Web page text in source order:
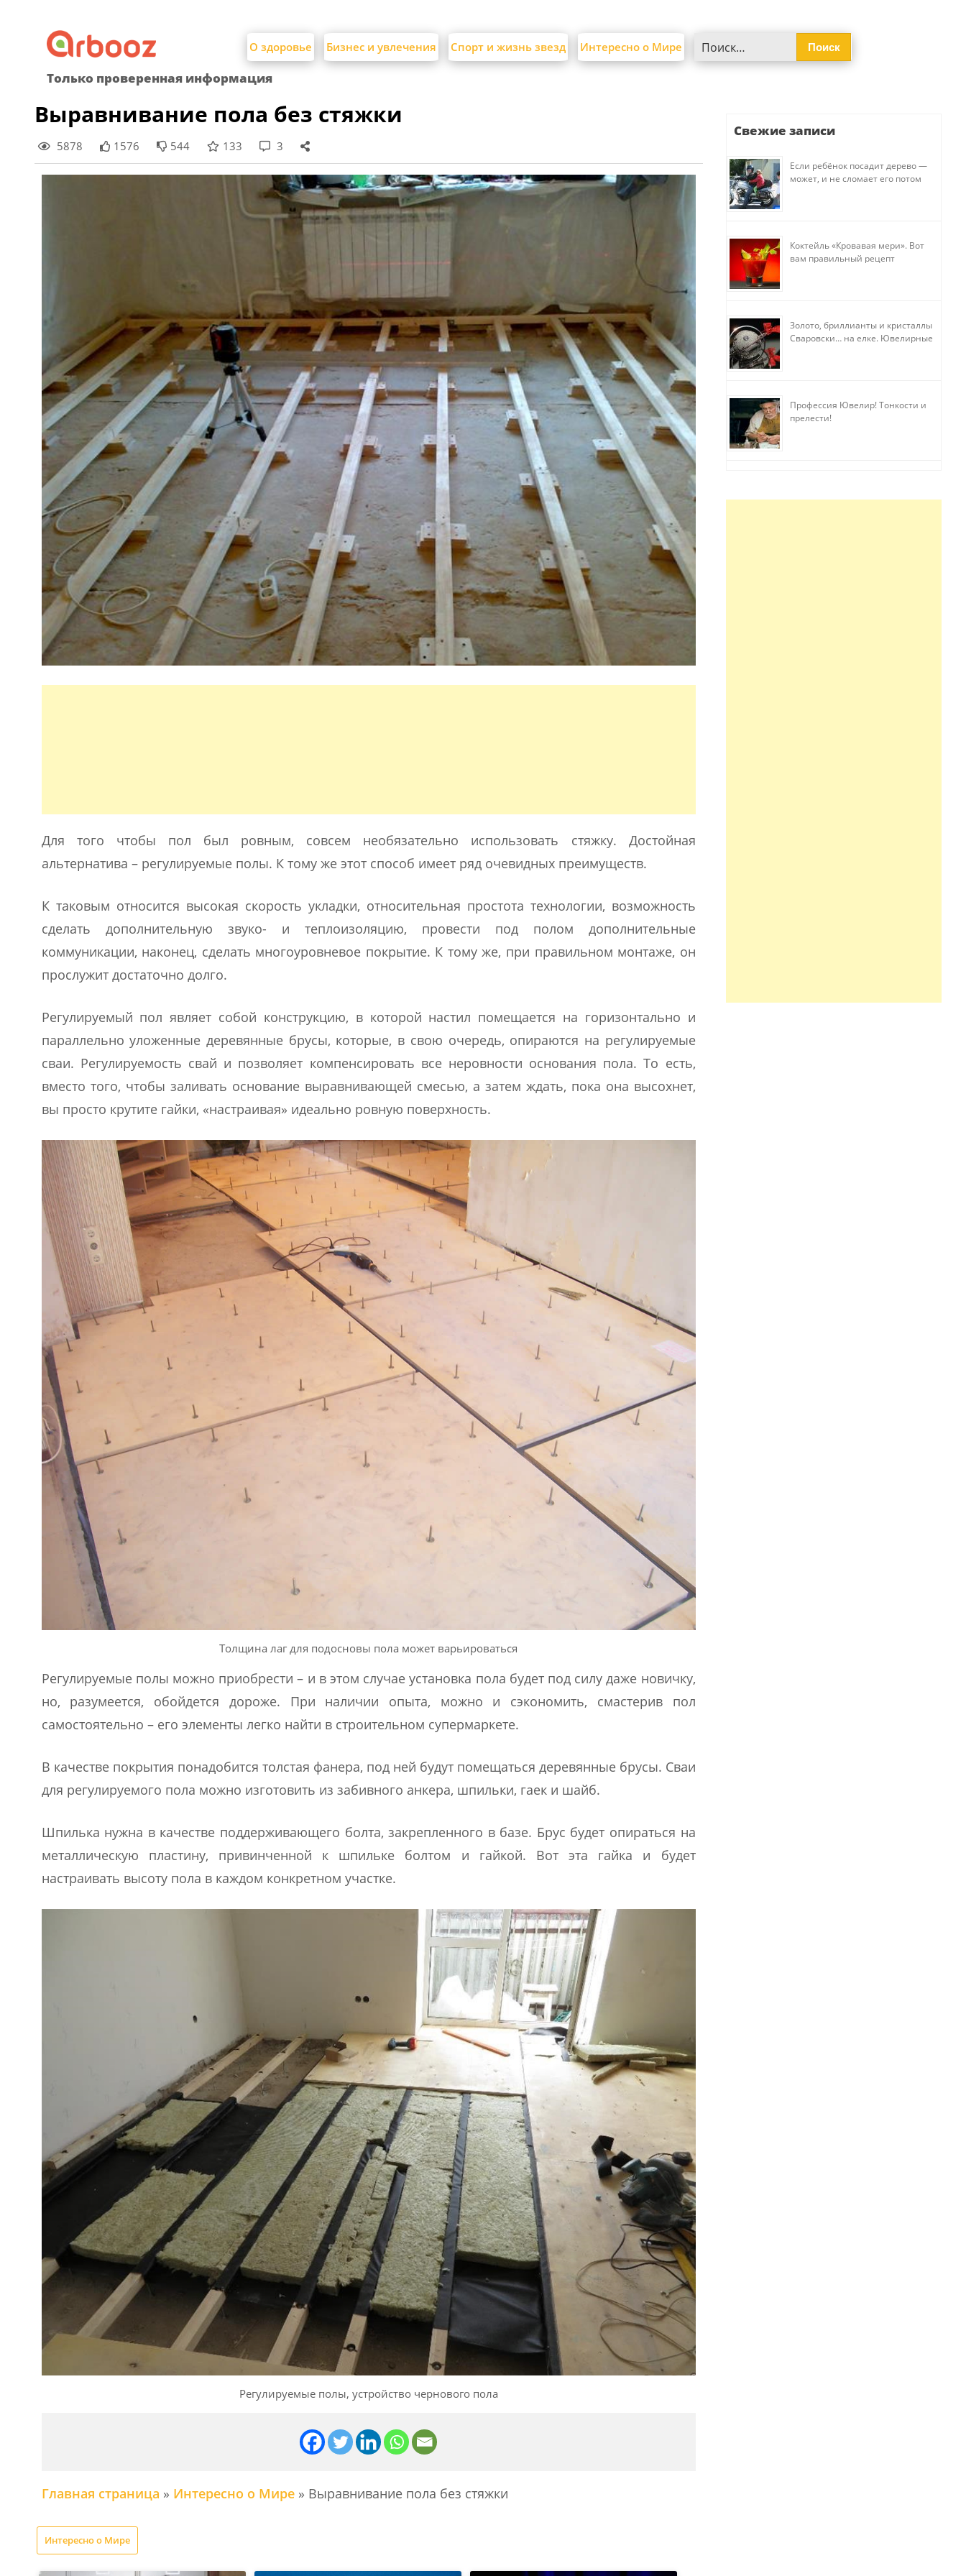
content
О здоровье Бизнес и увлечения Спорт и жизнь звезд Интересно о Мире
Только проверенная информация
Выравнивание пола без стяжки
5878 1576 544 133 3
Для того чтобы пол был ровным, совсем необязательно использовать стяжку. Достойная
альтернатива – регулируемые полы. К тому же этот способ имеет ряд очевидных преимуществ.
К таковым относится высокая скорость укладки, относительная простота технологии, возможность
сделать дополнительную звуко- и теплоизоляцию, провести под полом дополнительные
коммуникации, наконец, сделать многоуровневое покрытие. К тому же, при правильном монтаже, он
прослужит достаточно долго.
Регулируемый пол являет собой конструкцию, в которой настил помещается на горизонтально и
параллельно уложенные деревянные брусы, которые, в свою очередь, опираются на регулируемые
сваи. Регулируемость свай и позволяет компенсировать все неровности основания пола. То есть,
вместо того, чтобы заливать основание выравнивающей смесью, а затем ждать, пока она высохнет,
вы просто крутите гайки, «настраивая» идеально ровную поверхность.
Толщина лаг для подосновы пола может варьироваться
Регулируемые полы можно приобрести – и в этом случае установка пола будет под силу даже новичку,
но, разумеется, обойдется дороже. При наличии опыта, можно и сэкономить, смастерив пол
самостоятельно – его элементы легко найти в строительном супермаркете.
В качестве покрытия понадобится толстая фанера, под ней будут помещаться деревянные брусы. Сваи
для регулируемого пола можно изготовить из забивного анкера, шпильки, гаек и шайб.
Шпилька нужна в качестве поддерживающего болта, закрепленного в базе. Брус будет опираться на
металлическую пластину, привинченной к шпильке болтом и гайкой. Вот эта гайка и будет
настраивать высоту пола в каждом конкретном участке.
Регулируемые полы, устройство чернового пола
Главная страница » Интересно о Мире» Выравнивание пола без стяжки
Интересно о Мире
Свежие записи
Если ребёнок посадит дерево —
может, и не сломает его потом
Коктейль «Кровавая мери». Вот
вам правильный рецепт
Золото, бриллианты и кристаллы
Сваровски… на елке. Ювелирные
Профессия Ювелир! Тонкости и
прелести!